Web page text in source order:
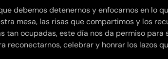
debemos detenernos y enfocarnos en lo
mesa, las risas que compartimos y los
tan ocupadas, este día nos da permiso para
reconectarnos, celebrar y honrar los lazos